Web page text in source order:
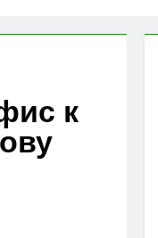
к